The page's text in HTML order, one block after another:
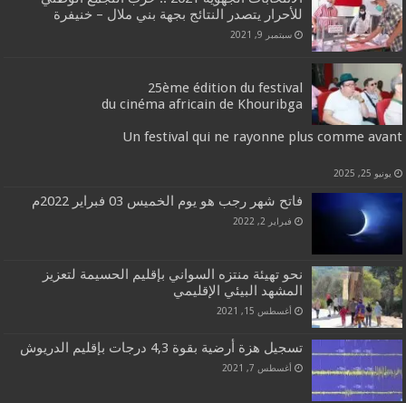
للأحرار يتصدر النتائج بجهة بني ملال – خنيفرة
سبتمبر 9, 2021
25ème édition du festival
du cinéma africain de Khouribga
Un festival qui ne rayonne plus comme avant
يونيو 25, 2025
فاتح شهر رجب هو يوم الخميس 03 فبراير 2022م
فبراير 2, 2022
نحو تهيئة منتزه السواني بإقليم الحسيمة لتعزيز
المشهد البيئي الإقليمي
أغسطس 15, 2021
تسجيل هزة أرضية بقوة 4,3 درجات بإقليم الدريوش
أغسطس 7, 2021